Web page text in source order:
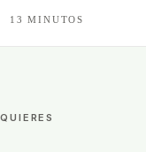
13 MINUTOS